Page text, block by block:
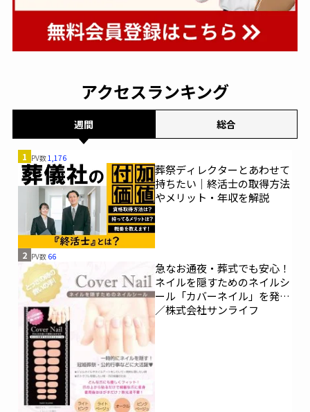
アクセスランキング
週間 総合
1 PV数1,176
葬祭ディレクターとあわせて
持ちたい｜終活士の取得方法
やメリット・年収を解説
2 PV数 66
急なお通夜・葬式でも安心！
ネイルを隠すためのネイルシ
ール「カバーネイル」を発売
／株式会社サンライフ